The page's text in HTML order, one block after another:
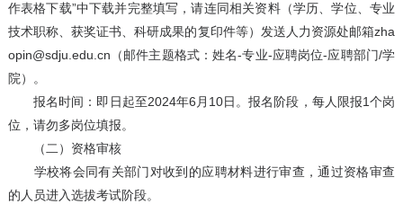
作表格下载”中下载并完整填写，请连同相关资料（学历、学位、专业
技术职称、获奖证书、科研成果的复印件等）发送人力资源处邮箱zha
opin@sdju.edu.cn（邮件主题格式：姓名-专业-应聘岗位-应聘部门/学
院）。
报名时间：即日起至2024年6月10日。报名阶段，每人限报1个岗
位，请勿多岗位填报。
（二）资格审核
学校将会同有关部门对收到的应聘材料进行审查，通过资格审查
的人员进入选拔考试阶段。